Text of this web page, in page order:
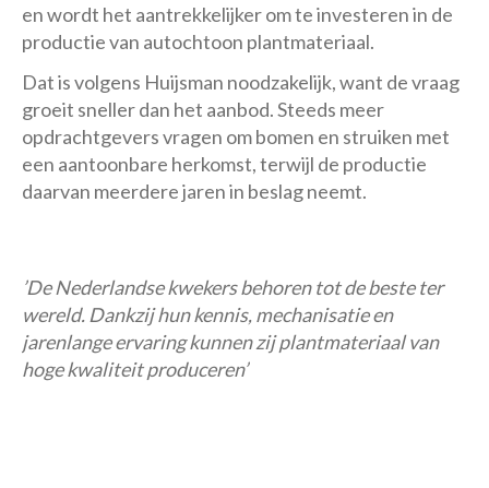
en wordt het aantrekkelijker om te investeren in de
productie van autochtoon plantmateriaal.
Dat is volgens Huijsman noodzakelijk, want de vraag
groeit sneller dan het aanbod. Steeds meer
opdrachtgevers vragen om bomen en struiken met
een aantoonbare herkomst, terwijl de productie
daarvan meerdere jaren in beslag neemt.
’De Nederlandse kwekers behoren tot de beste ter
wereld. Dankzij hun kennis, mechanisatie en
jarenlange ervaring kunnen zij plantmateriaal van
hoge kwaliteit produceren’